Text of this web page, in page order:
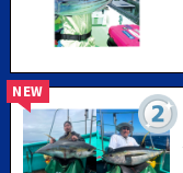
NEW